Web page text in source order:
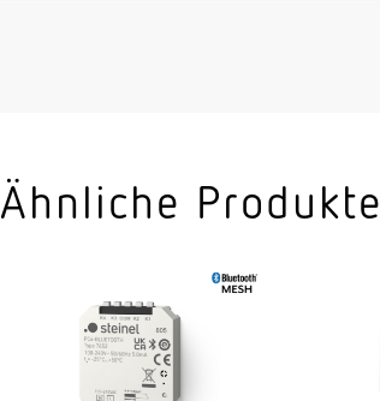
Ähnliche Produkte